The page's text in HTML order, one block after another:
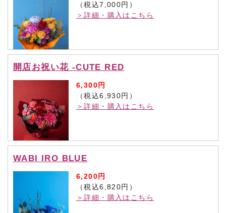
（税込7,000円）
＞詳細・購入はこちら
開店お祝い花 -CUTE RED
6,300円
（税込6,930円）
＞詳細・購入はこちら
WABI IRO BLUE
6,200円
（税込6,820円）
＞詳細・購入はこちら